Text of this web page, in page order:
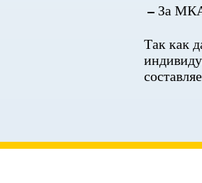
За
Так как